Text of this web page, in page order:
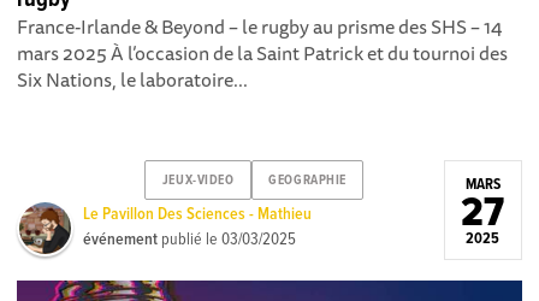
France-Irlande & Beyond – le rugby au prisme des SHS – 14
mars 2025 À l’occasion de la Saint Patrick et du tournoi des
Six Nations, le laboratoire...
JEUX-VIDEO GEOGRAPHIE
Le Pavillon Des Sciences - Mathieu
événement publié le03/03/2025
MARS
27
2025